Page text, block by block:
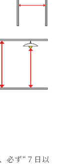
必ず“７日以